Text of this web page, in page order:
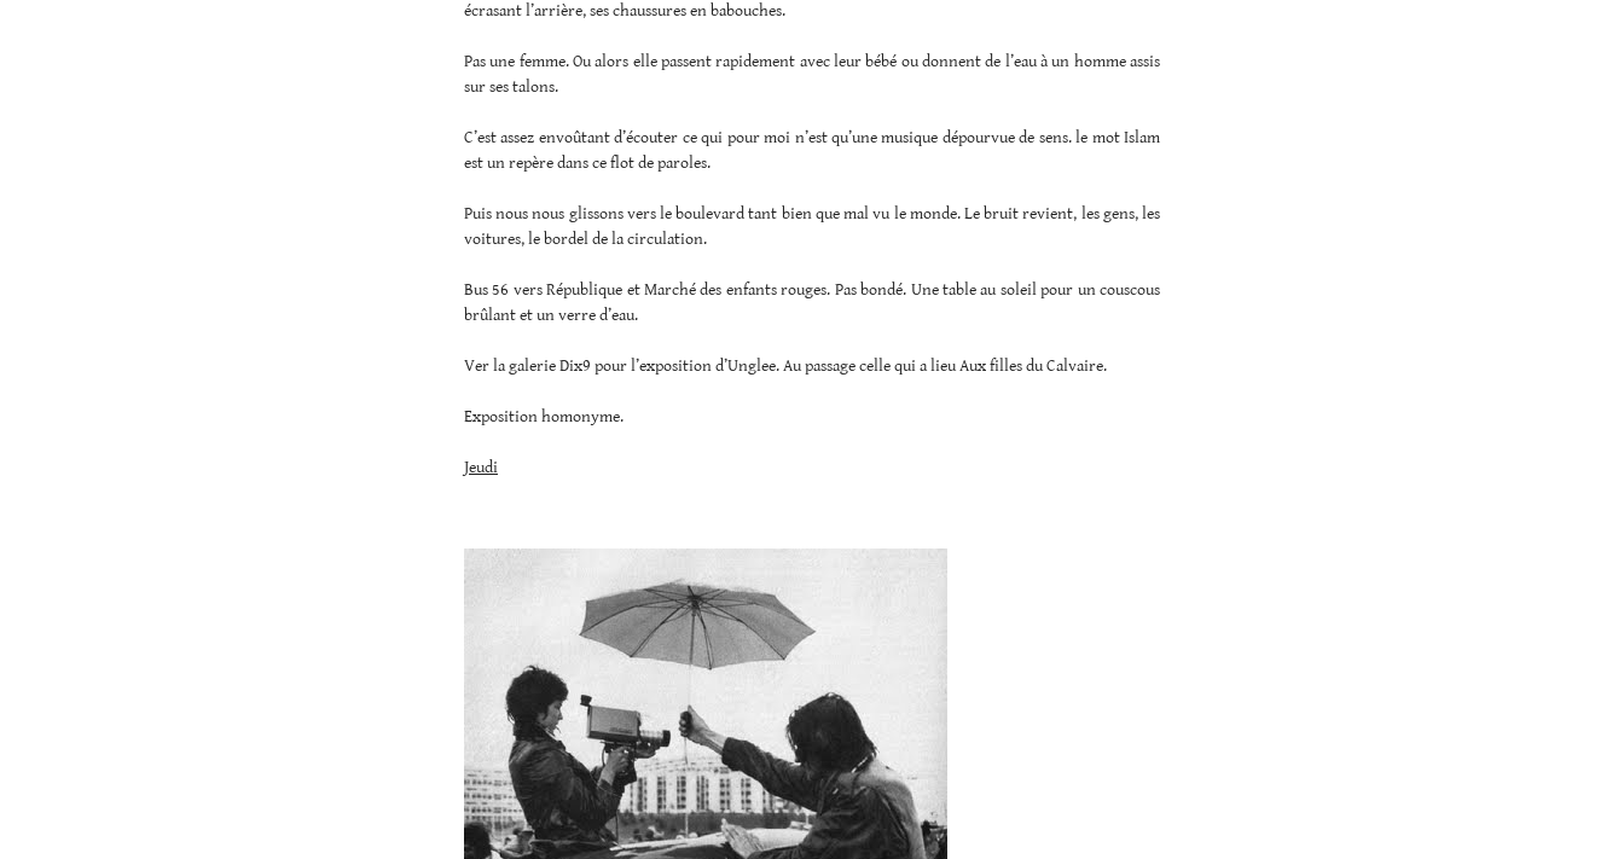
écrasant l’arrière, ses chaussures en babouches.
Pas une femme. Ou alors elle passent rapidement avec leur bébé ou donnent de l’eau à un homme assis
sur ses talons.
C’est assez envoûtant d’écouter ce qui pour moi n’est qu’une musique dépourvue de sens. le mot Islam
est un repère dans ce flot de paroles.
Puis nous nous glissons vers le boulevard tant bien que mal vu le monde. Le bruit revient, les gens, les
voitures, le bordel de la circulation.
Bus 56 vers République et Marché des enfants rouges. Pas bondé. Une table au soleil pour un couscous
brûlant et un verre d’eau.
Ver la galerie Dix9 pour l’exposition d’Unglee. Au passage celle qui a lieu Aux filles du Calvaire.
Exposition homonyme.
Jeudi